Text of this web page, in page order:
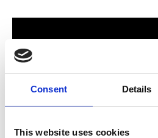
Consent Details
This website uses cookies